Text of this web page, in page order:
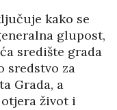
kako se
glupost,
središte grada
sredstvo za
Grada, a
život i